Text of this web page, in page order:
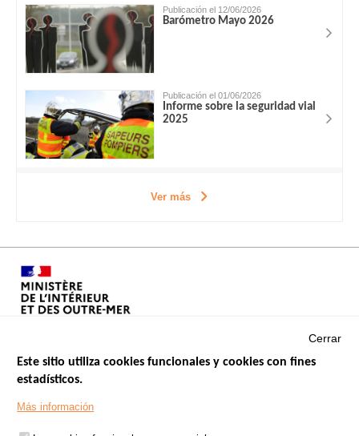
Publicación el 12/06/2026
Barómetro Mayo 2026
Publicación el 01/06/2026
Informe sobre la seguridad vial
2025
Ver más
Footer
Cerrar
Este sitio utiliza cookies funcionales y cookies con fines
estadísticos.
Más información